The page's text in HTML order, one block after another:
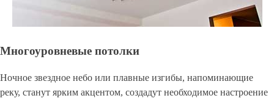
Многоуровневые потолки
Ночное звездное небо или плавные изгибы, напоминающие
реку, станут ярким акцентом, создадут необходимое настроение